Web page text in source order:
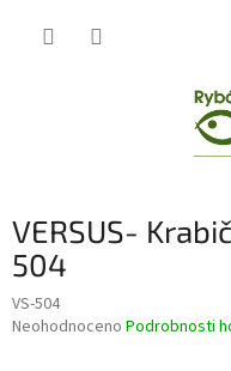
VERSUS-
504
VS-504
Průměrné
Neohodnoceno Podrobnosti